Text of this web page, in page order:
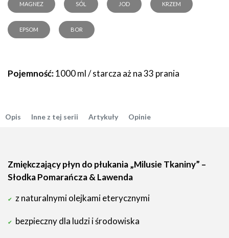
MAGNEZ SÓL JOD KRZEM
EPSOM BOR
Pojemność:1000 ml / starcza aż na 33 prania
Opis Inne z tej serii Artykuły Opinie
Zmiękczający płyn do płukania „Milusie Tkaniny” –
Słodka Pomarańcza & Lawenda
z naturalnymi olejkami eterycznymi
bezpieczny dla ludzi i środowiska